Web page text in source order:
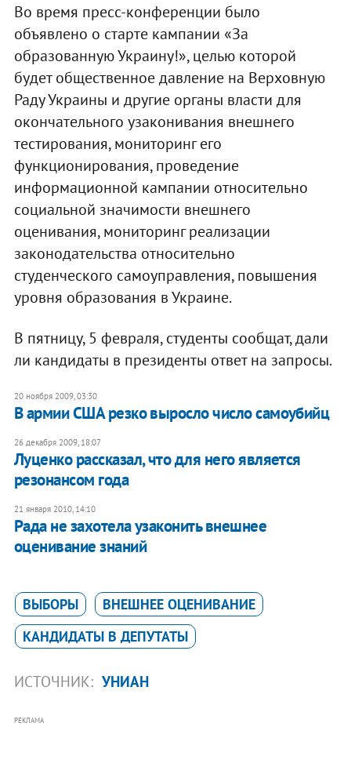
Во время пресс-конференции было
объявлено о старте кампании «За
образованную Украину!», целью которой
будет общественное давление на Верховную
Раду Украины и другие органы власти для
окончательного узаконивания внешнего
тестирования, мониторинг его
функционирования, проведение
информационной кампании относительно
социальной значимости внешнего
оценивания, мониторинг реализации
законодательства относительно
студенческого самоуправления, повышения
уровня образования в Украине.
В пятницу, 5 февраля, студенты сообщат, дали
ли кандидаты в президенты ответ на запросы.
20 ноября 2009, 03:30
В армии США резко выросло число самоубийц
26 декабря 2009, 18:07
Луценко рассказал, что для него является
резонансом года
21 января 2010, 14:10
Рада не захотела узаконить внешнее
оценивание знаний
ВЫБОРЫ
ВНЕШНЕЕ ОЦЕНИВАНИЕ
КАНДИДАТЫ В ДЕПУТАТЫ
ИСТОЧНИК: УНИАН
РЕКЛАМА